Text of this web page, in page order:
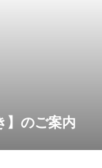
】のご案内